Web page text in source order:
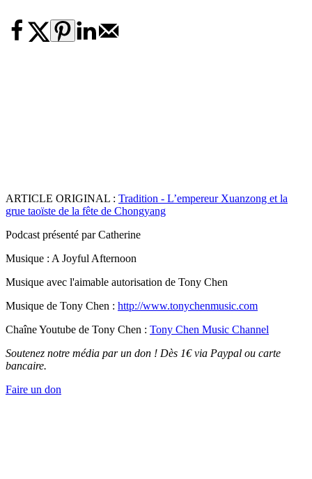
ARTICLE ORIGINAL : Tradition - L’empereur Xuanzong et la
grue taoïste de la fête de Chongyang
Podcast présenté par Catherine
Musique : A Joyful Afternoon
Musique avec l'aimable autorisation de Tony Chen
Musique de Tony Chen : http://www.tonychenmusic.com
Chaîne Youtube de Tony Chen : Tony Chen Music Channel
Soutenez notre média par un don ! Dès 1€ via Paypal ou carte
bancaire.
Faire un don